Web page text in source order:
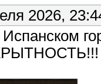
2026,